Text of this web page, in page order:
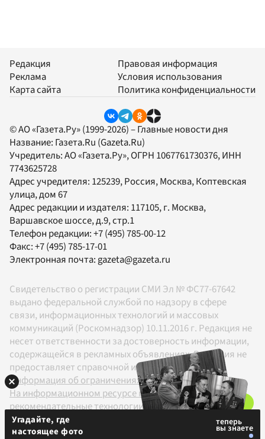
Редакция
Реклама
Карта сайта
Правовая информация
Условия использования
Политика конфиденциальности
© АО «Газета.Ру» (1999-2026) – Главные новости дня
Название: Газета.Ru (Gazeta.Ru)
Учредитель:АО «Газета.Ру», ОГРН 1067761730376, ИНН
7743625728
Адрес учредителя: 125239, Россия, Москва, Коптевская
улица, дом 67
Адрес редакции и издателя: 117105, г. Москва,
Варшавское шоссе, д.9, стр.1
Телефон редакции:+7 (495) 785-00-12
Факс:+7 (495) 785-17-01
Электронная почта: gazeta@gazeta.ru
Свидетельство о регистрации СМИ Эл № ФС77-67642
выдано федеральной службой по надзору в сфере
связи, информационных технологий и массовых
коммуникаций (Роскомнадзор) 10.11.2016 г. Редакция не
несет ответственности за достоверность информации,
содержащейся в рекламных объявлениях. Редакция не
предоставляет справочной информации.
Информация об ограничениях
На информационном ресурсе применяются
рекомендательные технологии в соответствии с
Правилами
Угадайте, где
настоящее фото